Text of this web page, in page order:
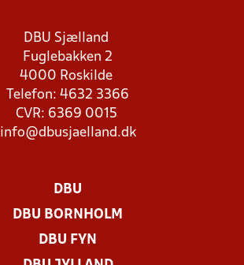
DBU Sjælland
Fuglebakken 2
4000 Roskilde
Telefon: 4632 3366
CVR: 6369 0015
info@dbusjaelland.dk
DBU
DBU BORNHOLM
DBU FYN